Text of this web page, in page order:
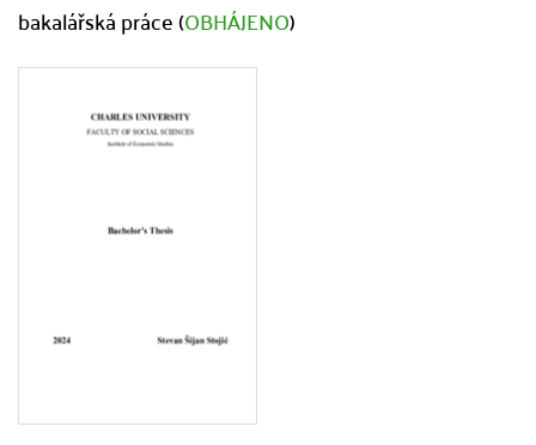
bakalářská práce (OBHÁJENO)